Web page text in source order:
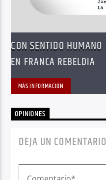
CON SENTIDO HUMANO
EN FRANCA REBELDIA
MÁS INFORMACIÓN
OPINIONES
DEJA UN COMENTARIO